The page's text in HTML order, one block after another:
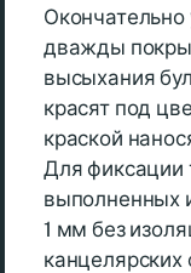
дважды
высыхания
красят под
краской
Для фиксации
выполненных
1 мм без
канцелярских